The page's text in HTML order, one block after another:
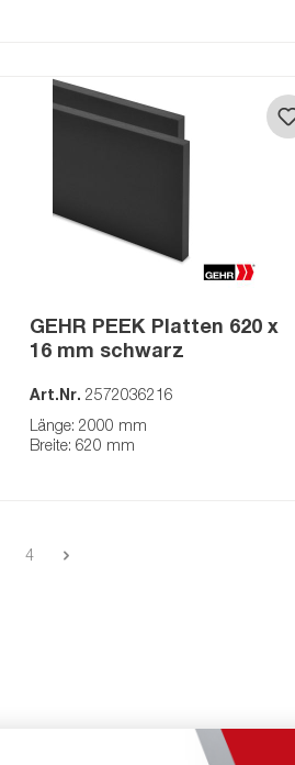
GEHR PEEK Platten 620 x
16 mm schwarz
Art.Nr. 2572036216
Länge: 2000 mm
Breite: 620 mm
4